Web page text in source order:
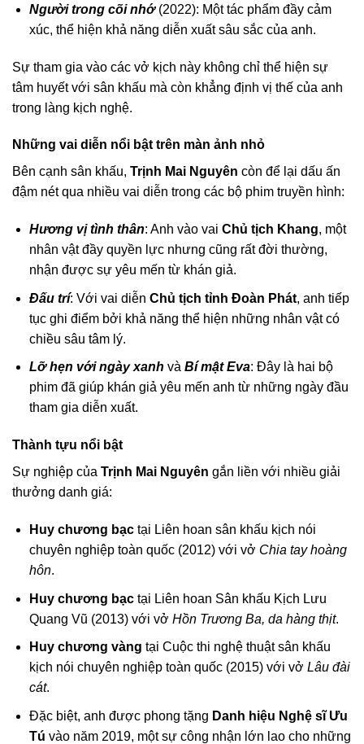
Người trong cõi nhớ(2022): Một tác phẩm đầy cảm
xúc, thể hiện khả năng diễn xuất sâu sắc của anh.
Sự tham gia vào các vở kịch này không chỉ thể hiện sự
tâm huyết với sân khấu mà còn khẳng định vị thế của anh
trong làng kịch nghệ.
Những vai diễn nổi bật trên màn ảnh nhỏ
Bên cạnh sân khấu, Trịnh Mai Nguyên còn để lại dấu ấn
đậm nét qua nhiều vai diễn trong các bộ phim truyền hình:
Hương vị tình thân: Anh vào vai Chủ tịch Khang, một
nhân vật đầy quyền lực nhưng cũng rất đời thường,
nhận được sự yêu mến từ khán giả.
Đấu trí: Với vai diễn Chủ tịch tỉnh Đoàn Phát, anh tiếp
tục ghi điểm bởi khả năng thể hiện những nhân vật có
chiều sâu tâm lý.
Lỡ hẹn với ngày xanh và Bí mật Eva: Đây là hai bộ
phim đã giúp khán giả yêu mến anh từ những ngày đầu
tham gia diễn xuất.
Thành tựu nổi bật
Sự nghiệp của Trịnh Mai Nguyên gắn liền với nhiều giải
thưởng danh giá:
Huy chương bạctại Liên hoan sân khấu kịch nói
chuyên nghiệp toàn quốc (2012) với vở Chia tay hoàng
hôn.
Huy chương bạctại Liên hoan Sân khấu Kịch Lưu
Quang Vũ (2013) với vở Hồn Trương Ba, da hàng thịt.
Huy chương vàng tại Cuộc thi nghệ thuật sân khấu
kịch nói chuyên nghiệp toàn quốc (2015) với vở Lâu đài
cát.
Đặc biệt, anh được phong tặng Danh hiệu Nghệ sĩ Ưu
Tú vào năm 2019, một sự công nhận lớn lao cho những